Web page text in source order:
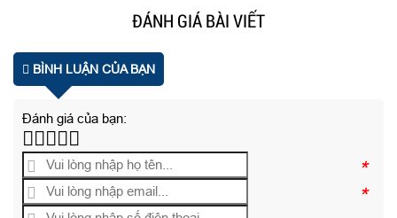
ĐÁNH GIÁ BÀI VIẾT
BÌNH LUẬN CỦA BẠN
Đánh giá của bạn:
*
*